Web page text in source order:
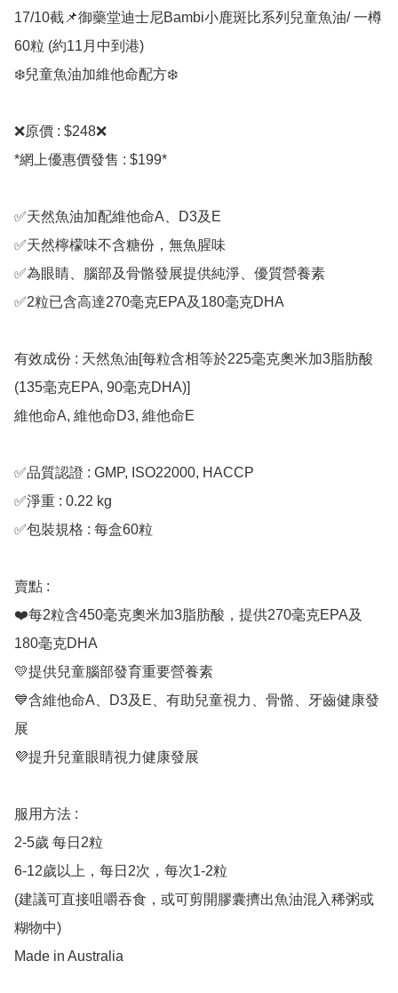
17/10截📌御藥堂迪士尼Bambi小鹿斑比系列兒童魚油/ 一樽
60粒 (約11月中到港)
❄️兒童魚油加維他命配方❄️
❌原價 : $248❌
*網上優惠價發售 : $199*
✅天然魚油加配維他命A、D3及E
✅天然檸檬味不含糖份，無魚腥味
✅為眼睛、腦部及骨骼發展提供純淨、優質營養素
✅2粒已含高達270毫克EPA及180毫克DHA
有效成份 : 天然魚油[每粒含相等於225毫克奧米加3脂肪酸
(135毫克EPA, 90毫克DHA)]
維他命A, 維他命D3, 維他命E
✅品質認證 : GMP, ISO22000, HACCP
✅淨重 : 0.22 kg
✅包裝規格 : 每盒60粒
賣點 :
❤️每2粒含450毫克奧米加3脂肪酸，提供270毫克EPA及
180毫克DHA
💛提供兒童腦部發育重要營養素
💙含維他命A、D3及E、有助兒童視力、骨骼、牙齒健康發
展
💜提升兒童眼睛視力健康發展
服用方法 :
2-5歲 每日2粒
6-12歲以上，每日2次，每次1-2粒
(建議可直接咀嚼吞食，或可剪開膠囊擠出魚油混入稀粥或
糊物中)
Made in Australia